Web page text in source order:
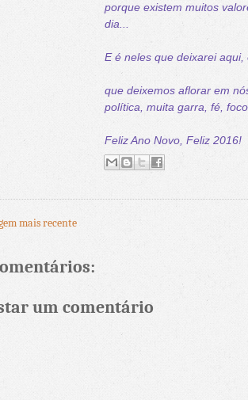
porque existem muitos
dia...
E é neles que deixarei
que deixemos aflorar em
política, muita garra, fé,
Feliz Ano Novo, Feliz 2016!
mais recente
um comentário